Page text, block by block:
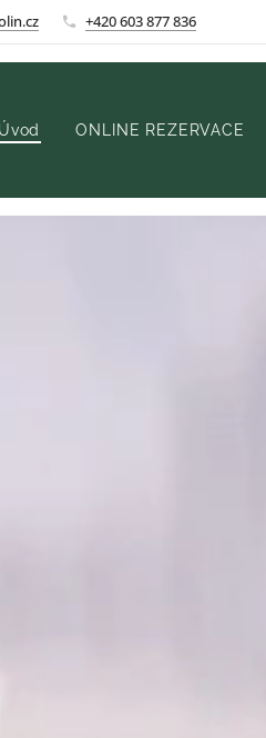
+420 603 877 836
Úvod ONLINE REZERVACE